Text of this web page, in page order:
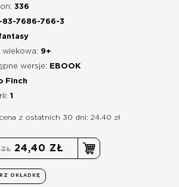
336
83-7686-766-3
wiekowa: 9+
wersje:
EBOOK
Finch
1
z ostatnich 30 dni: 24,40 zł
24,40 ZŁ
OKŁADKĘ